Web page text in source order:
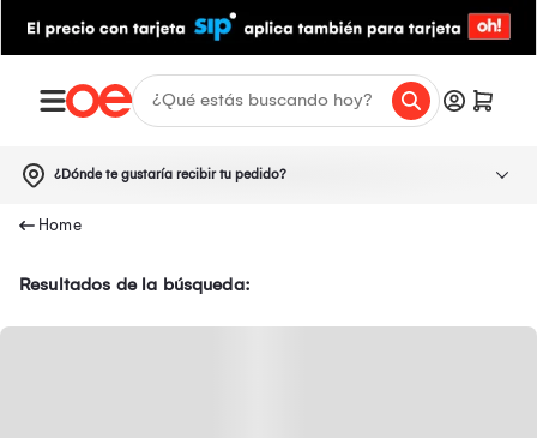
¿Dónde te gustaría recibir tu pedido?
Resultados de la búsqueda: